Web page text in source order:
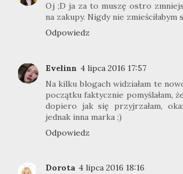
Oj ;D ja za to muszę ostro
na zakupy. Nigdy nie zmieściłabym
Odpowiedz
Evelinn 4 lipca 2016 17:57
Na kilku blogach widziałam te
początku faktycznie pomyślałam,
dopiero jak się przyjrzałam,
jednak inna marka ;)
Odpowiedz
Dorota 4 lipca 2016 18:16